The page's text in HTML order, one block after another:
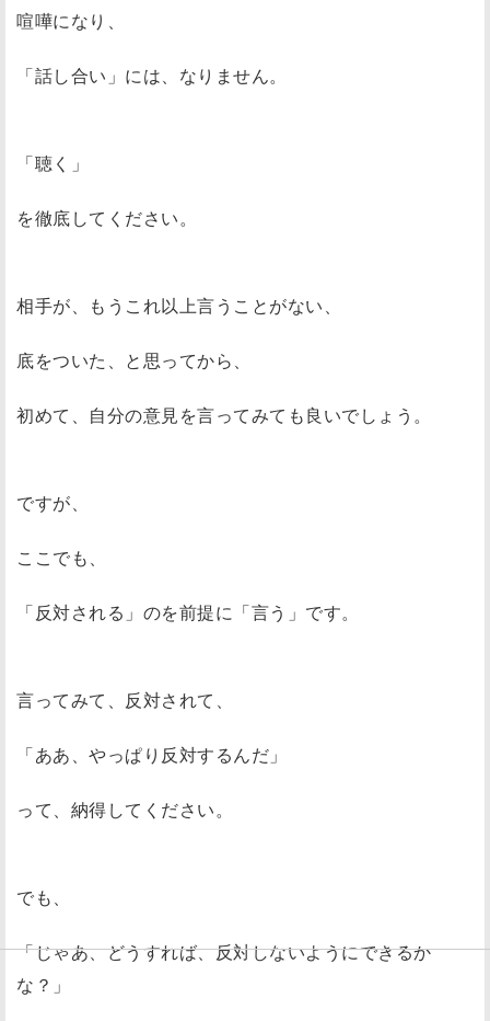
喧嘩になり、
「話し合い」には、なりません。
「聴く」
を徹底してください。
相手が、もうこれ以上言うことがない、
底をついた、と思ってから、
初めて、自分の意見を言ってみても良いでしょう。
ですが、
ここでも、
「反対される」のを前提に「言う」です。
言ってみて、反対されて、
「ああ、やっぱり反対するんだ」
って、納得してください。
でも、
「じゃあ、どうすれば、反対しないようにできるか
な？」